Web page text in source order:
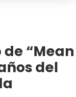
de “Mean
del